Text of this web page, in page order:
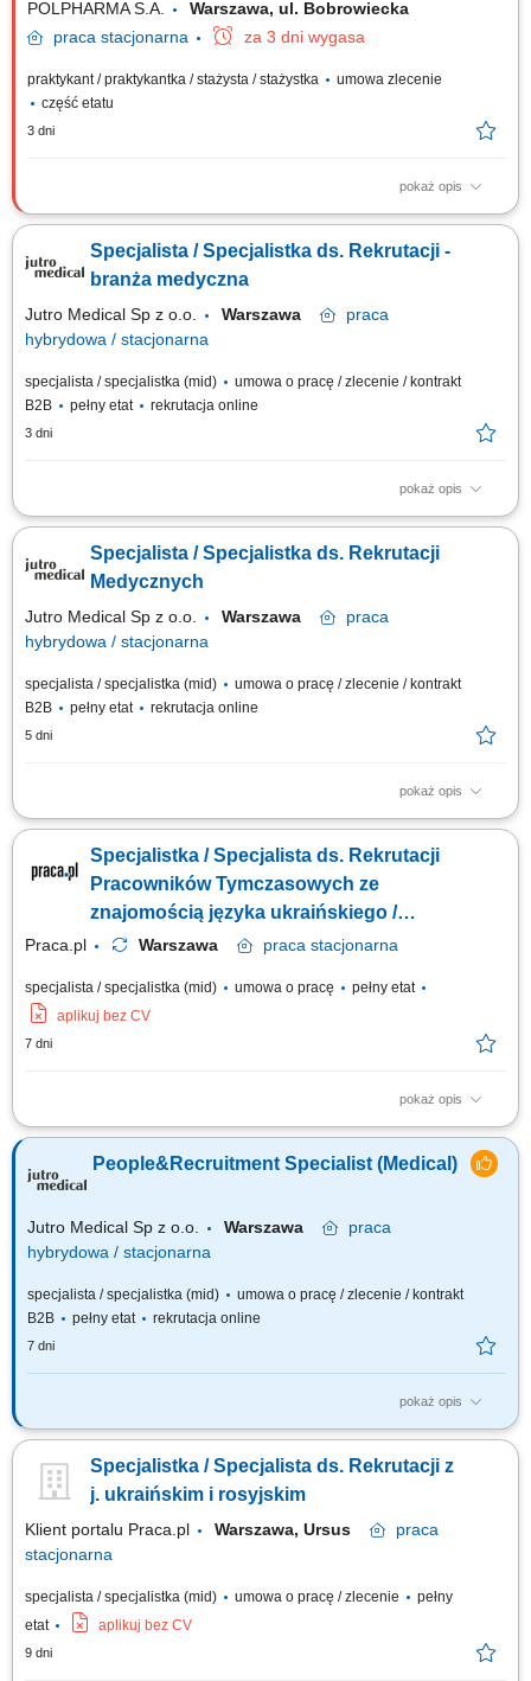
POLPHARMA S.A.
Warszawa, ul. Bobrowiecka
praca stacjonarna za 3 dni wygasa
praktykant / praktykantka / stażysta / stażystka
umowa zlecenie
część etatu
3 dni
pokaż opis
Zakres obowiązków: Wspieranie zespołu HR w realizacji bieżących
organizowanie terminów rozmów rekrutacyjnych. Prowadzenie
wstępnych rozmów z kandydatami i przekazywanie informacji
Specjalista / Specjalistka ds. Rekrutacji -
branża medyczna
Jutro Medical Sp z o.o. Warszawa
praca
hybrydowa / stacjonarna
specjalista / specjalistka (mid)
umowa o pracę / zlecenie / kontrakt
B2B
pełny etat rekrutacja online
3 dni
pokaż opis
Opis stanowiska Kompleksowe prowadzenie procesów rekrutacyjnych dla
różnych kanałów rekrutacyjnych. Budowanie pozytywnych doświadczeń
kandydatów na każdym etapie procesu. Organizowanie i koordynowanie
Specjalista / Specjalistka ds. Rekrutacji
Medycznych
Jutro Medical Sp z o.o. Warszawa
praca
hybrydowa / stacjonarna
specjalista / specjalistka (mid)
umowa o pracę / zlecenie / kontrakt
B2B
pełny etat rekrutacja online
5 dni
pokaż opis
Opis stanowiska Samodzielne prowadzenie procesów rekrutacyjnych na
kandydatów z wykorzystaniem nowoczesnych narzędzi sourcingowych.
Budowanie długofalowych relacji z kandydatami oraz managerami.
Planowanie i koordynowanie działań...
Specjalistka / Specjalista ds. Rekrutacji
Pracowników Tymczasowych ze
znajomością języka ukraińskiego /
rosyjskiego
Praca.pl Warszawa praca stacjonarna
specjalista / specjalistka (mid) umowa o pracę
pełny etat
aplikuj bez CV
7 dni
pokaż opis
Zakres obowiązków: aktywne pozyskiwanie kandydatów z Ukrainy, Azji i
zatrudnienia kandydata, przeprowadzanie rozmów kwalifikacyjnych i
selekcja aplikacji, budowanie i aktualizowanie bazy kandydatów,
People&Recruitment Specialist (Medical)
Jutro Medical Sp z o.o. Warszawa
praca
hybrydowa / stacjonarna
specjalista / specjalistka (mid)
umowa o pracę / zlecenie / kontrakt
B2B
pełny etat rekrutacja online
7 dni
pokaż opis
Jesteś dla nas idealnym/ą kandydatem/ką jeśli: masz już minimum rok
POZ, Pielęgniarki, Rejestracja), świetnie sobie radzisz w obszarze
zarządzania projektami – odpowiednio planujesz, priorytetyzujesz oraz
Specjalistka / Specjalista ds. Rekrutacji z
j. ukraińskim i rosyjskim
Klient portalu Praca.pl Warszawa, Ursus
praca
stacjonarna
specjalista / specjalistka (mid) umowa o pracę / zlecenie
pełny
etat
aplikuj bez CV
9 dni